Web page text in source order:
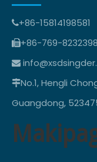
+86-15814198581
+86-769-

No.1, Hengli
Guangdong,